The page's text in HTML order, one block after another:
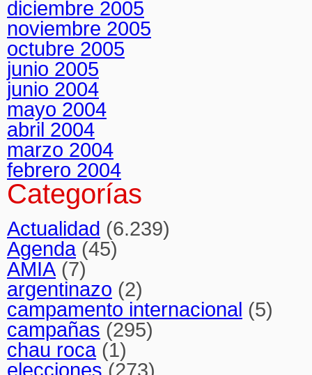
diciembre 2005
noviembre 2005
octubre 2005
junio 2005
junio 2004
mayo 2004
abril 2004
marzo 2004
febrero 2004
Categorías
Actualidad (6.239)
Agenda(45)
AMIA (7)
argentinazo (2)
campamento internacional (5)
campañas (295)
chau roca(1)
elecciones (273)